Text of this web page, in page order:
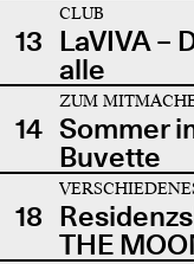
13
CLUB
LaVIVA –
alle
14
ZUM
Sommer
Buvette
18
THE